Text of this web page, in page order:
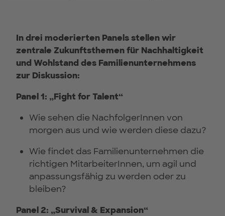
In drei moderierten Panels stellen wir
zentrale Zukunftsthemen für Nachhaltigkeit
und Wohlstand des Familienunternehmens
zur Diskussion:
Panel 1: „Fight for Talent“
Wie sehen die NachfolgerInnen von
morgen aus und wie werden diese dazu?
Wie findet das Familienunternehmen die
richtigen MitarbeiterInnen, um agil und
anpassungsfähig zu werden oder zu
bleiben?
Panel 2: „Survival & Expansion“